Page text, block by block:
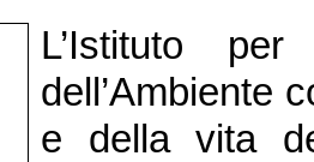
L’Istituto
dell’Ambiente
e della vita